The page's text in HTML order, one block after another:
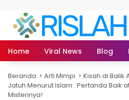
Home Viral News Blog
Beranda Arti Mimpi
Kisah di Balik
Jatuh Menurut Islam : Pertanda Baik
Misterinya!